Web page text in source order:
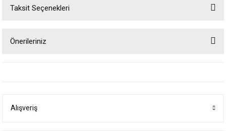
Taksit Seçenekleri
Önerileriniz
Alışveriş